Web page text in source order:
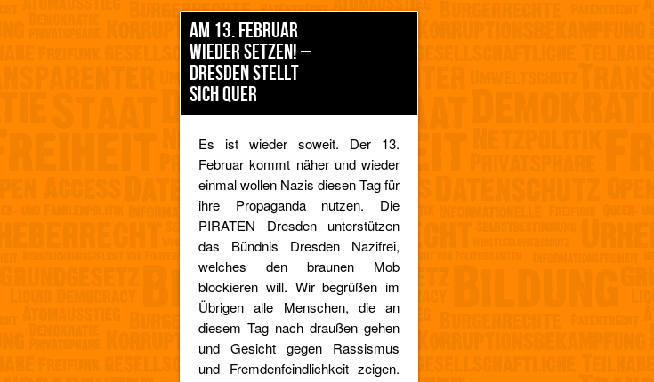
AM 13. FEBRUAR
WIEDER SETZEN! –
DRESDEN STELLT
SICH QUER
Es ist wieder soweit. Der 13.
Februar kommt näher und wieder
einmal wollen Nazis diesen Tag für
ihre Propaganda nutzen. Die
PIRATEN Dresden unterstützen
das Bündnis Dresden Nazifrei,
welches den braunen Mob
blockieren will. Wir begrüßen im
Übrigen alle Menschen, die an
diesem Tag nach draußen gehen
und Gesicht gegen Rassismus
und Fremdenfeindlichkeit zeigen.